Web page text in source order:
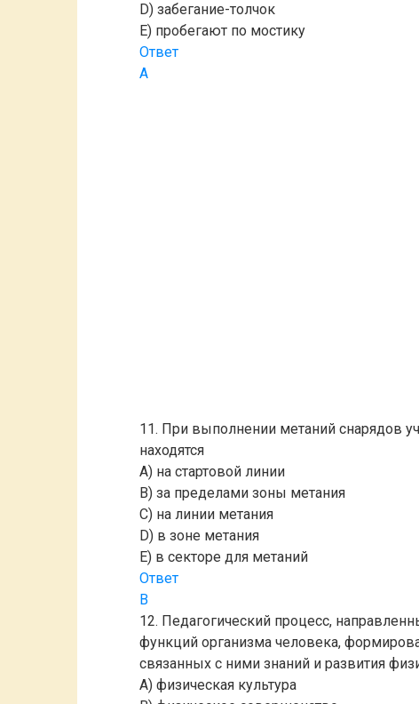
D) забегание-толчок
E) пробегают по мостику
Ответ
A
11. При выполнении метаний снарядов
находятся
A) на стартовой линии
B) за пределами зоны метания
C) на линии метания
D) в зоне метания
E) в секторе для метаний
Ответ
B
12. Педагогический процесс,
функций организма человека,
связанных с ними знаний и развития
A) физическая культура